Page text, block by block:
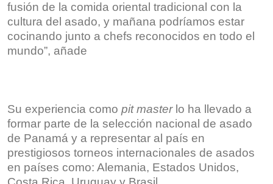
fusión de la comida oriental tradicional con la
cultura del asado, y mañana podríamos estar
cocinando junto a chefs reconocidos en todo el
mundo”, añade
Su experiencia como pit masterlo ha llevado a
formar parte de la selección nacional de asado
de Panamá y a representar al país en
prestigiosos torneos internacionales de asados
en países como: Alemania, Estados Unidos,